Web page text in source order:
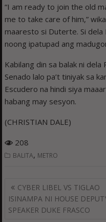
“I am ready to join the old
me to take care of him,”
maaresto si Duterte. Si dela
noong ipatupad ang
Kabilang din sa ­balak ni
Senado lalo pa’t tiniyak sa
Escudero na hindi siya
habang may sesyon.
(CHRISTIAN DALE)
208
BALITA, METRO
Post
navigation
CYBER LIBEL VS TIGLAO
ISINAMPA NI HOUSE
SPEAKER DUKE FRASCO